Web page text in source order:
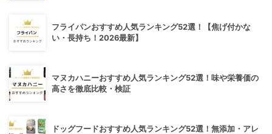
フライパンおすすめ人気ランキング52選！【焦げ付かな
い・長持ち！2026最新】
マヌカハニーおすすめ人気ランキング52選！味や栄養価の
高さを徹底比較・検証
ドッグフードおすすめ人気ランキング52選！無添加・アレ